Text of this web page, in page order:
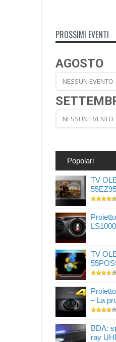
PROSSIMI EVENTI
AGOSTO
NESSUN EVENTO
NESSUN EVENTO
Popolari
TV
TV
– La
BDA:
ray